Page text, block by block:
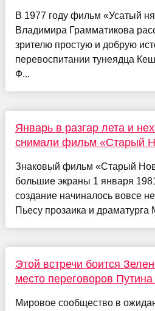
В 1977 году фильм «Усатый
Владимира Грамматикова
зрителю простую и добрую
перевоспитании тунеядца
Ф...
Январь в разгар лета и
снимали фильм «Старый
Знаковый фильм «Старый
большие экраны 1 января
создание начиналось вовсе
Пьесу прозаика и
Этой встречи боится
место переговоров
Мировое сообщество в